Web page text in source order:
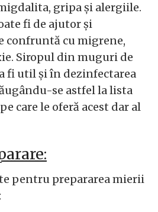
gripa și alergiile.
fi de ajutor și
confruntă cu migrene,
Siropul din muguri de
fi util și în dezinfectarea
se astfel la lista
care le oferă acest dar al
pentru prepararea mierii